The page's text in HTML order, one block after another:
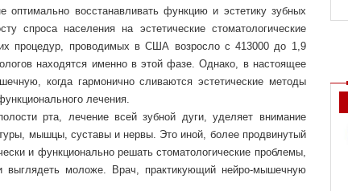
оптимально восстанавливать функцию и эстетику зубных
спроса населения на эстетические стоматологические
процедур, проводимых в США возросло с 413000 до 1,9
находятся именно в этой фазе. Однако, в настоящее
когда гармонично сливаются эстетические методы
лечения.
рта, лечение всей зубной дуги, уделяет внимание
мышцы, суставы и нервы. Это иной, более продвинутый
и функционально решать стоматологические проблемы,
выглядеть моложе. Врач, практикующий нейро-мышечную